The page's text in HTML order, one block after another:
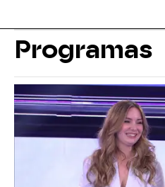
Programas